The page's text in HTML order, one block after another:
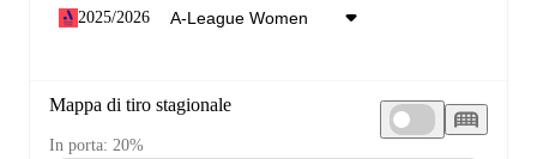
2025/2026
Mappa di tiro stagionale
In porta: 20%